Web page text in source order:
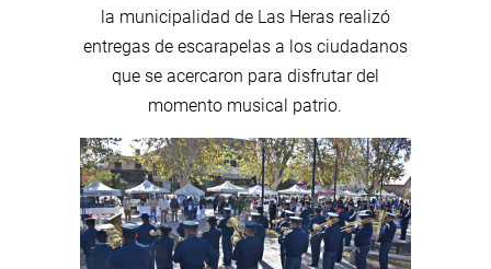
la municipalidad de Las Heras realizó
entregas de escarapelas a los ciudadanos
que se acercaron para disfrutar del
momento musical patrio.